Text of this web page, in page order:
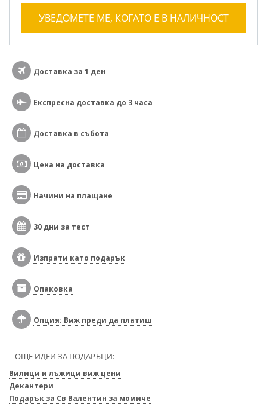
УВЕДОМЕТЕ МЕ, КОГАТО Е В НАЛИЧНОСТ
Доставка за 1 ден
Експресна доставка до 3 часа
Доставка в събота
Цена на доставка
Начини на плащане
30 дни за тест
Изпрати като подарък
Опаковка
Опция: Виж преди да платиш
ОЩЕ ИДЕИ ЗА ПОДАРЪЦИ:
Вилици и лъжици виж цени
Декантери
Подарък за Св Валентин за момиче